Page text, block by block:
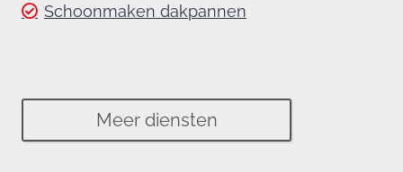
Schoonmaken dakpannen
Meer diensten